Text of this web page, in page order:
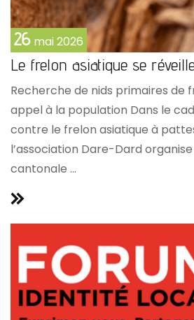
26 mai2026
Le frelon asiatique se
Recherche de nids primaires de
appel à la population Dans le
contre le frelon asiatique à
l’association Dare-Dard
cantonale ...